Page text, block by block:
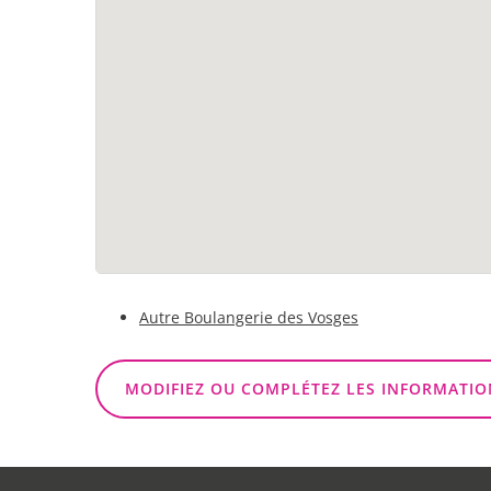
Autre Boulangerie des Vosges
MODIFIEZ OU COMPLÉTEZ LES